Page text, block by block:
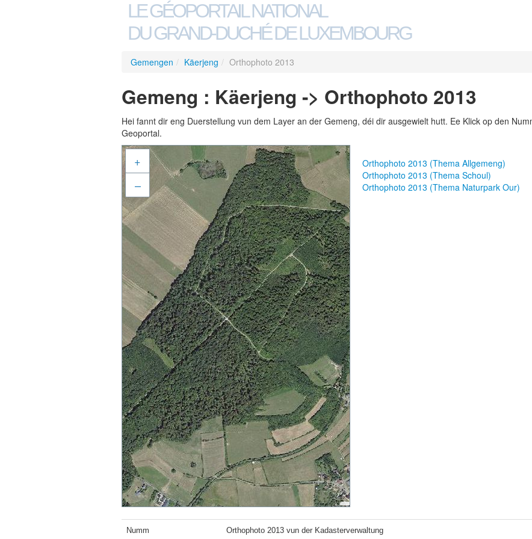
LE GÉOPORTAIL NATIONAL
DU GRAND-DUCHÉ DE LUXEMBOURG
Gemengen / Käerjeng / Orthophoto 2013
Gemeng : Käerjeng -> Orthophoto 2013
Hei fannt dir eng Duerstellung vun dem Layer an der Gemeng, déi dir ausgewielt hutt. Ee Klick op den
Geoportal.
+
–
Orthophoto 2013 (Thema Allgemeng)
Orthophoto 2013 (Thema Schoul)
Orthophoto 2013 (Thema Naturpark Our)
Numm Orthophoto 2013 vun der Kadasterverwaltung